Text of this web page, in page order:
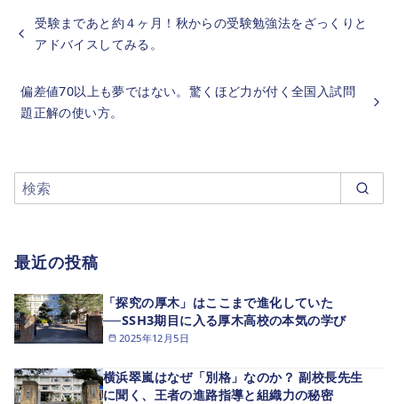
受験まであと約４ヶ月！秋からの受験勉強法をざっくりと
アドバイスしてみる。
偏差値70以上も夢ではない。驚くほど力が付く全国入試問
題正解の使い方。
最近の投稿
2025年12月5日
「探究の厚木」はここまで進化していた
──SSH3期目に入る厚木高校の本気の学び
横浜翠嵐はなぜ「別格」なのか？ 副校長先生
に聞く、王者の進路指導と組織力の秘密